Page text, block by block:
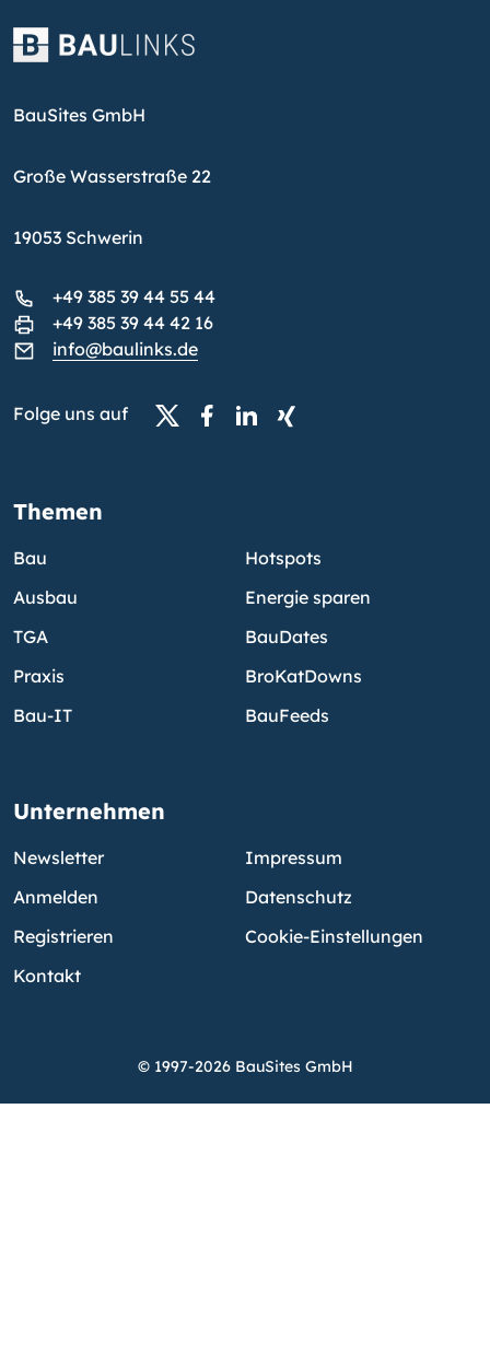
BauSites GmbH
Große Wasserstraße 22
19053 Schwerin
+49 385 39 44 55 44
+49 385 39 44 42 16
info@baulinks.de
Folge uns auf
Themen
Bau
Ausbau
TGA
Praxis
Bau-IT
Hotspots
Energie sparen
BauDates
BroKatDowns
BauFeeds
Unternehmen
Newsletter
Anmelden
Registrieren
Kontakt
Impressum
Datenschutz
Cookie-Einstellungen
© 1997-2026 BauSites GmbH